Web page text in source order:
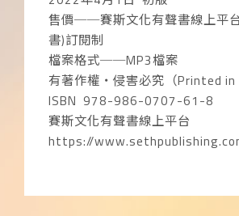
售價──賽斯文化有聲書線上平
書)訂閱制
檔案格式──MP3檔案
有著作權‧侵害必究（Printed in
ISBN 978-986-0707-61-8
賽斯文化有聲書線上平台
https://